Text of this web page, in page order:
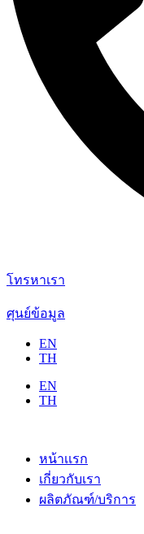
โทรหาเรา
ศุนย์ข้อมูล
EN
TH
EN
TH
หน้าเเรก
เกี่ยวกับเรา
ผลิตภัณฑ์/บริการ